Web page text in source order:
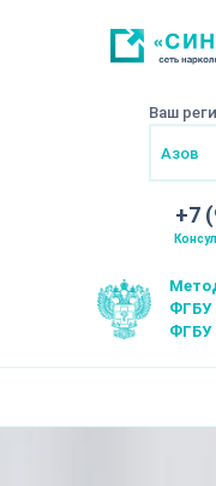
Ваш
Азов
+7
ФГБУ
ФГБУ